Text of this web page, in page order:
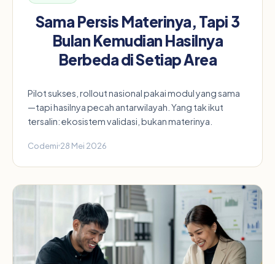
Sama Persis Materinya, Tapi 3
Bulan Kemudian Hasilnya
Berbeda di Setiap Area
Pilot sukses, rollout nasional pakai modul yang sama
—tapi hasilnya pecah antarwilayah. Yang tak ikut
tersalin: ekosistem validasi, bukan materinya.
Codemi 28 Mei 2026